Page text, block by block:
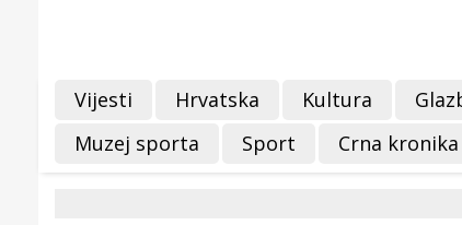
Vijesti Hrvatska Kultura
Muzej sporta
Sport Crna kronika